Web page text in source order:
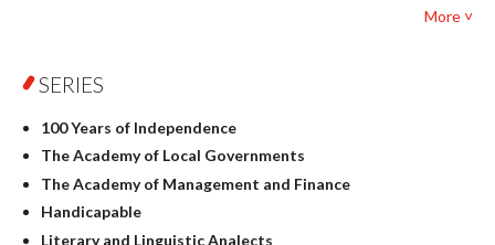
Geography
Linguistics
Judaica
Culture and art
Literary Studies
More ˅
SERIES
100 Years of Independence
The Academy of Local Governments
The Academy of Management and Finance
Handicapable
Literary and Linguistic Analects